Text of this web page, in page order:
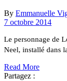
By Emmanuelle
7 octobre 2014
Le personnage de
Neel, installé dans
Read More
Partagez :